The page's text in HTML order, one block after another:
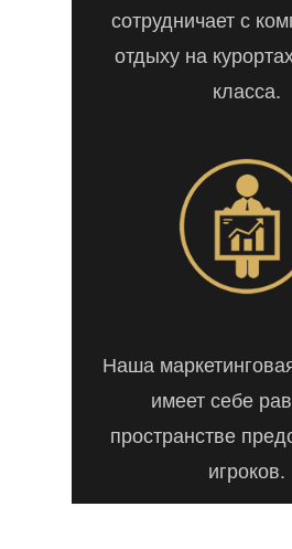
сотрудничает с
отдыху на
класса.
Наша
имеет себе
пространстве
игроков.